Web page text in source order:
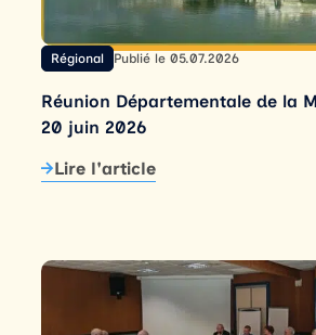
Régional Publié le 05.07.2026
Réunion Départementale de la
20 juin 2026
Lire l'article